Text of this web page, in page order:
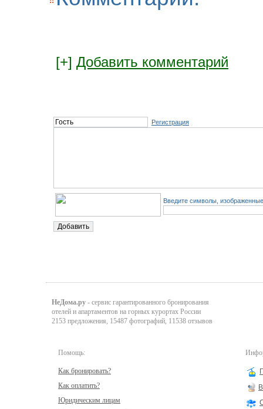
[+] Добавить комментарий
Регистрация
Введите символы,
НеДома.ру - сервис гарантированного бронирования
отелей и апартаментов на горных курортах России
2153 предложения, 15487 фотографий, 11538 отзывов
Помощь:
Как бронировать?
Как оплатить?
Юридическим лицам